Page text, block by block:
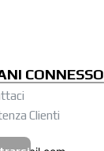
CONNESSO
Clienti